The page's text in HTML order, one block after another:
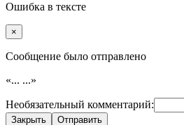
Ошибка в тексте
×
Cообщение было отправлено
«... ...»
Необязательный комментарий:
Закрыть Отправить